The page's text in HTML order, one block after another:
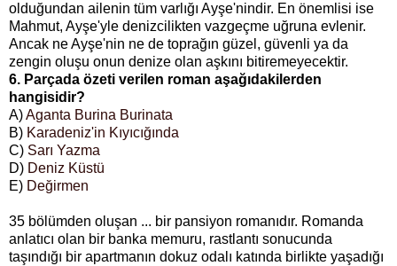
olduğundan ailenin tüm varlığı Ayşe'nindir. En önemlisi ise
Mahmut, Ayşe'yle denizcilikten vazgeçme uğruna evlenir.
Ancak ne Ayşe'nin ne de toprağın güzel, güvenli ya da
zengin oluşu onun denize olan aşkını bitiremeyecektir.
6. Parçada özeti verilen roman aşağıdakilerden
hangisidir?
A)Aganta Burina Burinata
B) Karadeniz'in Kıyıcığında
C) Sarı Yazma
D) Deniz Küstü
E) Değirmen
35 bölümden oluşan ... bir pansiyon romanıdır. Romanda
anlatıcı olan bir banka memuru, rastlantı sonucunda
taşındığı bir apartmanın dokuz odalı katında birlikte yaşadığı